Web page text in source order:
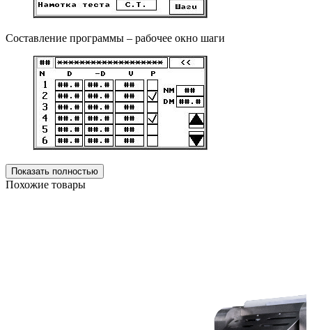
Составление программы – рабочее окно шаги
Показать полностью
Похожие товары